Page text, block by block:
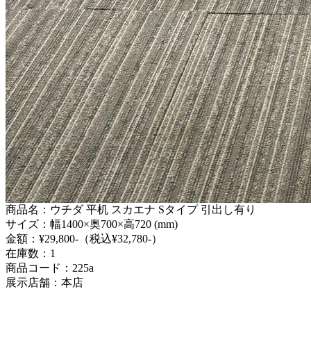
商品名：ウチダ 平机 スカエナ Sタイプ 引出し有り
サイズ：幅1400×奥700×高720 (mm)
金額：¥29,800-（税込¥32,780-）
在庫数：1
商品コード：225a
展示店舗：本店